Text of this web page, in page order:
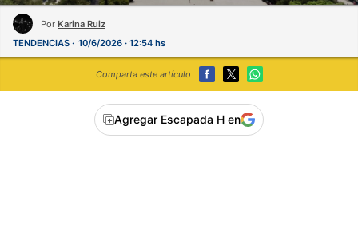
Por Karina Ruiz
TENDENCIAS
10/6/2026 · 12:54 hs
Comparta este artículo
Agregar Escapada H en